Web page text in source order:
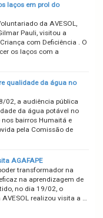
laços em prol do
da AVESOL,
Pauli, visitou a
com Deficiência . O
os laços com a
qualidade da água no
02, a audiência pública
da água potável no
bairros Humaitá e
pela Comissão de
AGAFAPE
transformador na
na aprendizagem de
no dia 19/02, o
realizou visita a …